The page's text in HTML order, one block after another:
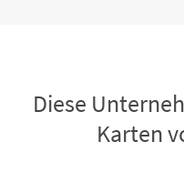
Diese
Karten